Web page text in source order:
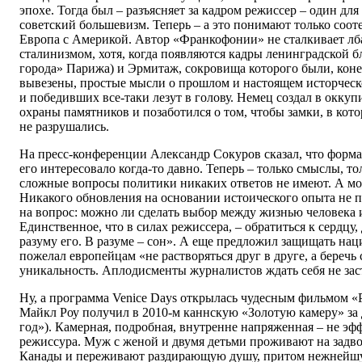
эпохе. Тогда был – разъясняет за кадром режиссер – один
советский большевизм. Теперь – а это понимают только
Европа с Америкой. Автор «Франкофонии» не сталкивает
сталинизмом, хотя, когда появляются кадры ленинградской
города» Парижа) и Эрмитаж, сокровища которого были,
вывезены, простые мысли о прошлом и настоящем
и победивших все-таки лезут в голову. Немец создал в
охраны памятников и позаботился о том, чтобы замки, в
не разрушались.
На пресс-конференции Александр Сокуров сказал, что
его интересовало когда-то давно. Теперь – только смыслы,
сложные вопросы политики никаких ответов не имеют. А
Никакого обновления на основании истоического опыта не
на вопрос: можно ли сделать выбор между жизнью человека
Единственное, что в силах режиссера, – обратиться к
разуму его. В разуме – сон». А еще предложил защищать
пожелал европейцам «не растворяться друг в друге, а беречь
уникальность. Аплодисменты журналистов ждать себя не
Ну, а программа Venice Days открылась чудесным фильмом «
Майкл Роу получил в 2010-м каннскую «Золотую камеру»
год»). Камерная, подробная, внутренне напряженная – не
режиссура. Муж с женой и двумя детьми проживают на
Канады и переживают раздирающую душу, притом